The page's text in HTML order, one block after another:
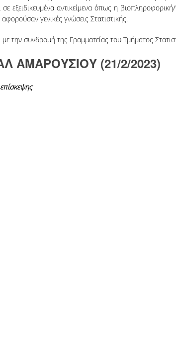
εξειδικευμένα αντικείμενα όπως η
γενικές γνώσεις Στατιστικής.
την συνδρομή της Γραμματείας του Τμήματος
ΑΜΑΡΟΥΣΙΟΥ (21/2/2023)